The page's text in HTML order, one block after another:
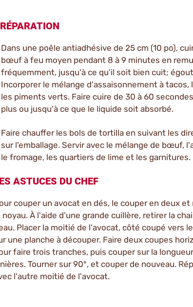
Dans une poêle antiadhésive de 25 cm (10 po),
bœuf à feu moyen pendant 8 à 9 minutes en
fréquemment, jusqu'à ce qu'il soit bien cuit;
Incorporer le mélange d'assaisonnement à tacos,
les piments verts. Faire cuire de 30 à 60
plus ou jusqu'à ce que le liquide soit absorbé.
Faire chauffer les bols de tortilla en suivant les
sur l'emballage. Servir avec le mélange de bœuf,
le fromage, les quartiers de lime et les garnitures.
ASTUCES DU CHEF
couper un avocat en dés, le couper en deux
noyau. À l'aide d'une grande cuillère, retirer la
Placer la moitié de l'avocat, côté coupé vers
une planche à découper. Faire deux coupes
faire trois tranches, puis couper sur la
Tourner sur 90°, et couper de nouveau.
l'autre moitié de l'avocat.